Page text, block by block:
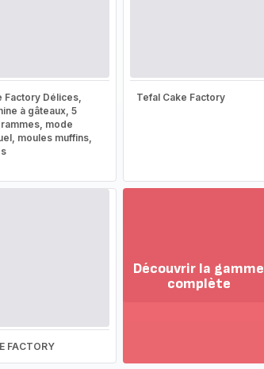
Factory Délices,
à gâteaux, 5
mode
moules muffins,
Tefal Cake Factory
FACTORY
Découvrir la gamme
complète
la